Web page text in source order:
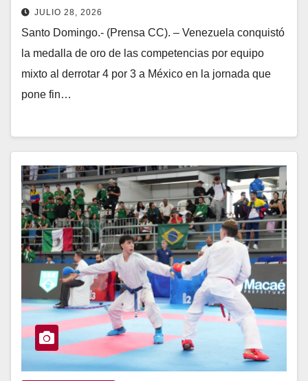
JULIO 28, 2026
Santo Domingo.- (Prensa CC). – Venezuela conquistó
la medalla de oro de las competencias por equipo
mixto al derrotar 4 por 3 a México en la jornada que
pone fin…